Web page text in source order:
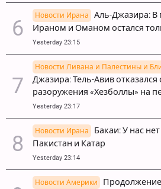
Новости Ирана
Аль-Джазира: В
Ираном и Оманом остался
Yesterday 23:15
Новости Ливана и Палестины и
Джазира: Тель-Авив отказался
разоружения «Хезболлы» на
Yesterday 23:17
Новости Ирана
Бакаи: У нас
Пакистан и Катар
Yesterday 23:14
Новости Америки